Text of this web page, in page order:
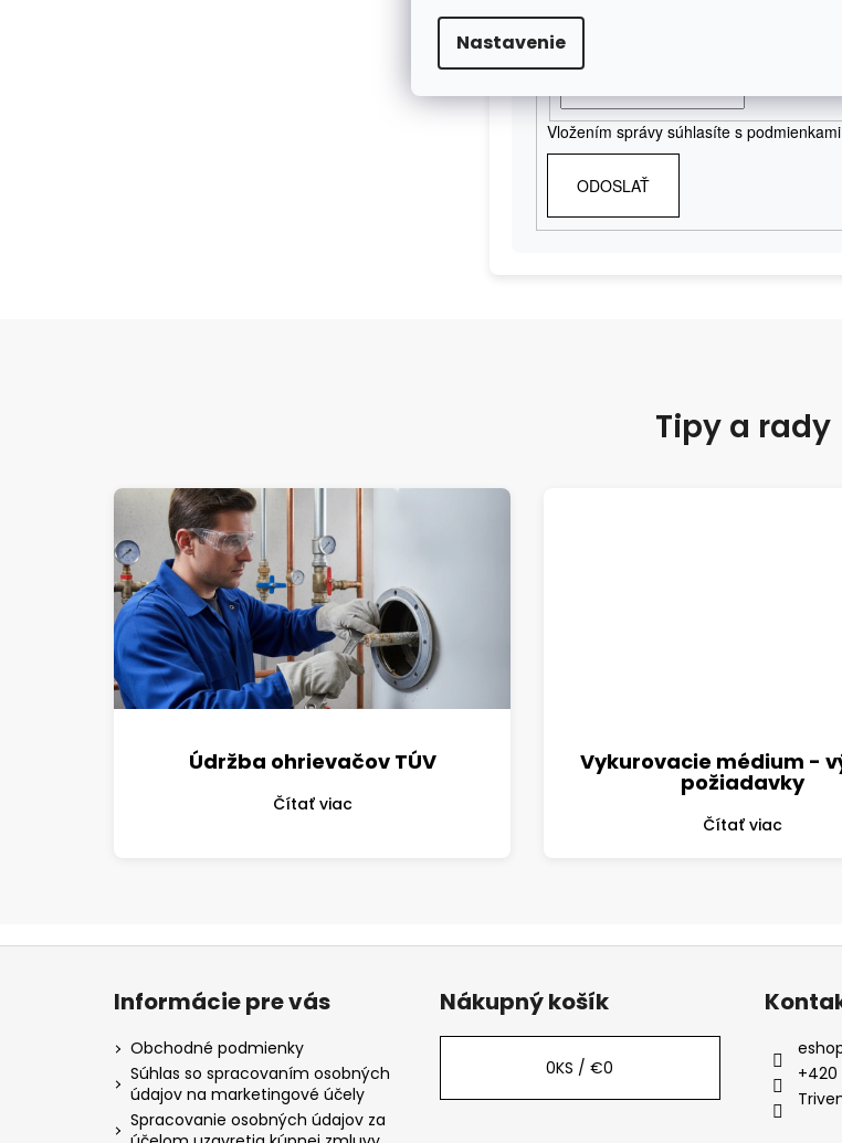
Nastavenie
Odpíšte text z obrázka
Vložením správy súhlasíte s
ODOSLAŤ
Tipy a rady
Údržba ohrievačov TÚV
Čítať viac
Vykurovacie médium -
požiadavky
Čítať viac
Informácie pre vás
Obchodné podmienky
Súhlas so spracovaním osobných
údajov na marketingové účely
Spracovanie osobných údajov za
Nákupný košík
0KS /€0
+420